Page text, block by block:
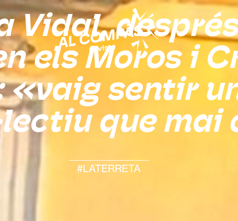
Vidal,
els Moros i
«vaig sentir
que mai
#LATERRETA